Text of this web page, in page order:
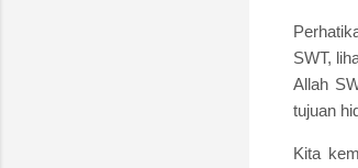
SWT,
Allah
tujuan
Kita